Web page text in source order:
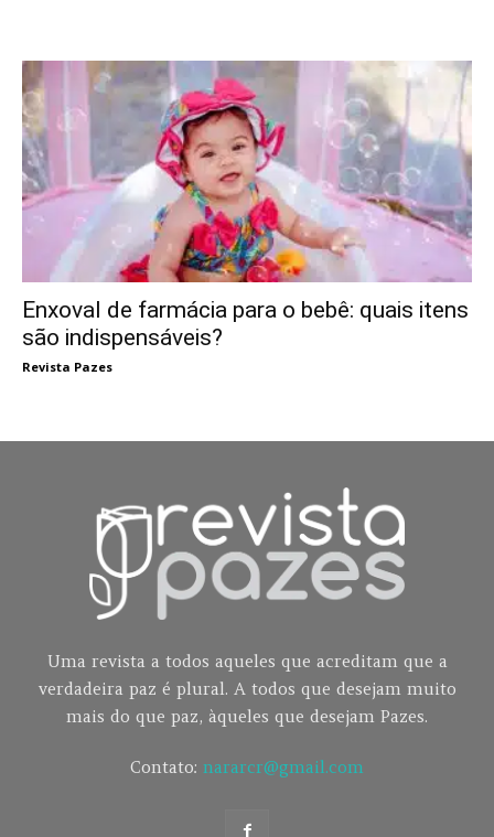
Enxoval de farmácia para o bebê: quais itens
são indispensáveis?
Revista Pazes
Uma revista a todos aqueles que acreditam que a
verdadeira paz é plural. A todos que desejam muito
mais do que paz, àqueles que desejam Pazes.
Contato: nararcr@gmail.com